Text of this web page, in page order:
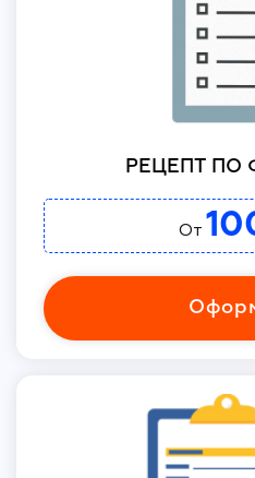
РЕЦЕПТ ПО
От